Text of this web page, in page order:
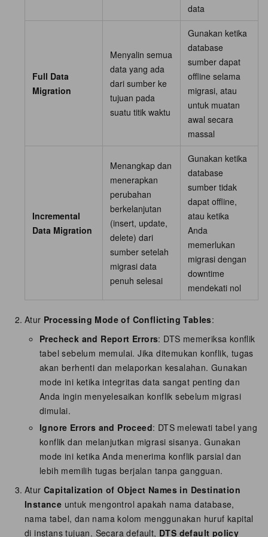
data
Full Data
Migration
Menyalin semua
data yang ada
dari sumber ke
tujuan pada
suatu titik waktu
Gunakan ketika
database
sumber dapat
offline selama
migrasi, atau
untuk muatan
awal secara
massal
Incremental
Data Migration
Menangkap dan
menerapkan
perubahan
berkelanjutan
(insert, update,
delete) dari
sumber setelah
migrasi data
penuh selesai
Gunakan ketika
database
sumber tidak
dapat offline,
atau ketika
Anda
memerlukan
migrasi dengan
downtime
mendekati nol
Atur Processing Mode of Conflicting Tables:
Precheck and Report Errors: DTS memeriksa konflik
tabel sebelum memulai. Jika ditemukan konflik, tugas
akan berhenti dan melaporkan kesalahan. Gunakan
mode ini ketika integritas data sangat penting dan
Anda ingin menyelesaikan konflik sebelum migrasi
dimulai.
Ignore Errors and Proceed: DTS melewati tabel yang
konflik dan melanjutkan migrasi sisanya. Gunakan
mode ini ketika Anda menerima konflik parsial dan
lebih memilih tugas berjalan tanpa gangguan.
Atur Capitalization of Object Names in Destination
Instance untuk mengontrol apakah nama database,
nama tabel, dan nama kolom menggunakan huruf kapital
di instans tujuan. Secara default, DTS default policy